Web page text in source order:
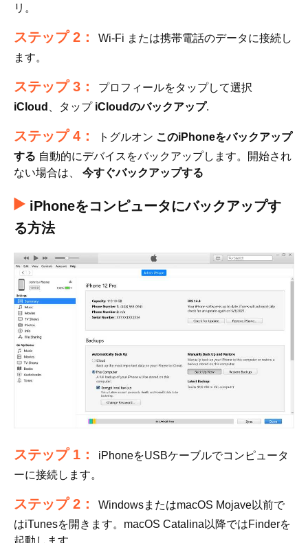
リ。
ステップ 2：
Wi-Fi または携帯電話のデータに接続し
ます。
ステップ 3：
プロフィールをタップして選択
iCloud
、タップ iCloudのバックアップ.
ステップ 4： トグルオン このiPhoneをバックアップ
する 自動的にデバイスをバックアップします。開始され
ない場合は、 今すぐバックアップする
iPhoneをコンピュータにバックアップす
る方法
ステップ 1：
iPhoneをUSBケーブルでコンピュータ
ーに接続します。
ステップ 2：
WindowsまたはmacOS Mojave以前で
はiTunesを開きます。macOS Catalina以降ではFinderを
起動します。